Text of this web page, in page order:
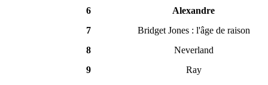
6
Alexandre
7
Bridget Jones : l'âge de raison
8
Neverland
9
Ray